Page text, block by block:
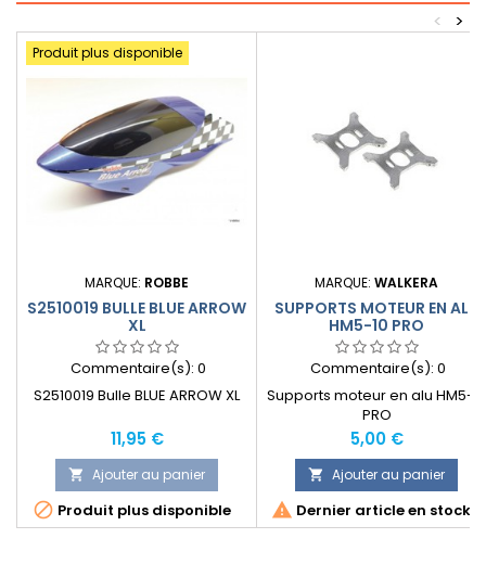
>
<
Produit plus disponible
MARQUE: ROBBE
S2510019 BULLE BLUE ARROW
XL
Commentaire(s): 0
S2510019 Bulle BLUE ARROW XL
Prix
11,95 €
 Ajouter au panier
 Produit plus disponible
MARQUE: WALKERA
SUPPORTS MOTEUR EN ALU
HM5-10 PRO
Commentaire(s): 0
Supports moteur en alu HM5-10
PRO
Prix
5,00 €
 Ajouter au panier
 Dernier article en stock